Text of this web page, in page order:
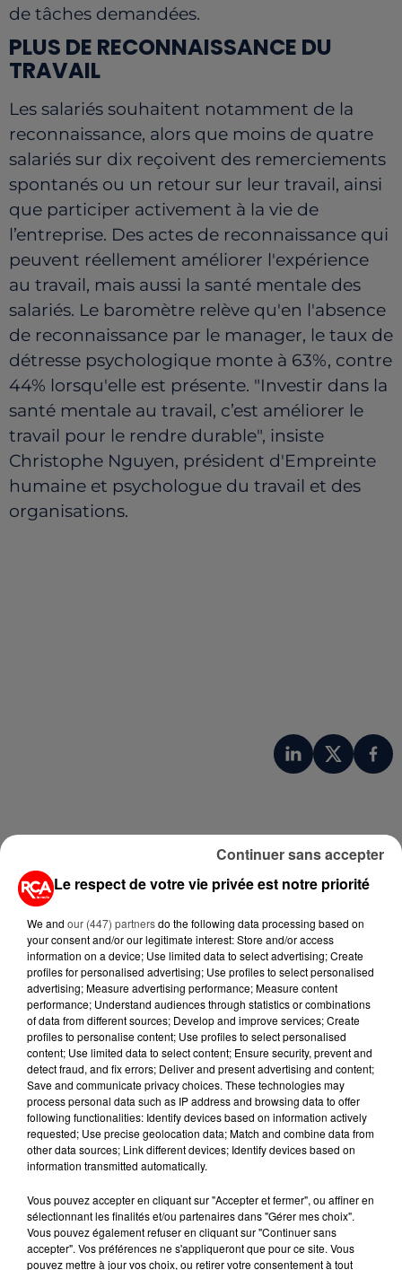
de tâches demandées.
PLUS DE RECONNAISSANCE DU
TRAVAIL
Les salariés souhaitent notamment de la
reconnaissance, alors que moins de quatre
salariés sur dix reçoivent des remerciements
spontanés ou un retour sur leur travail, ainsi
que participer activement à la vie de
l’entreprise. Des actes de reconnaissance qui
peuvent réellement améliorer l'expérience
au travail, mais aussi la santé mentale des
salariés. Le baromètre relève qu'en l'absence
de reconnaissance par le manager, le taux de
détresse psychologique monte à 63%, contre
44% lorsqu'elle est présente. "Investir dans la
santé mentale au travail, c’est améliorer le
travail pour le rendre durable", insiste
Christophe Nguyen, président d'Empreinte
humaine et psychologue du travail et des
organisations.
A LIRE AUSSI...
6 août 2026
MÉGOTS ET FEUX DE FORÊT : LES
INDUSTRIELS DU TABAC BIENTÔT
TAXÉS...
6 août 2026
CANICULE : POURQUOI LES
BOUTEILLES D'EAU
DISPARAISSENT DES RAYONS...
MANGER SAINEMENT COÛTE 25 %
PLUS CHER QU'IL Y A CINQ ANS,
ALERTE L’ONU
Le respect de votre vie privée est notre priorité
We and our (447) partnersdo the following data processing based on
your consent and/or our legitimate interest: Store and/or access
information on a device; Use limited data to select advertising; Create
profiles for personalised advertising; Use profiles to select personalised
advertising; Measure advertising performance; Measure content
performance; Understand audiences through statistics or combinations
of data from different sources; Develop and improve services; Create
profiles to personalise content; Use profiles to select personalised
content; Use limited data to select content; Ensure security, prevent and
detect fraud, and fix errors; Deliver and present advertising and content;
Save and communicate privacy choices. These technologies may
process personal data such as IP address and browsing data to offer
following functionalities: Identify devices based on information actively
requested; Use precise geolocation data; Match and combine data from
other data sources; Link different devices; Identify devices based on
information transmitted automatically.
Vous pouvez accepter en cliquant sur "Accepter et fermer", ou affiner en
sélectionnant les finalités et/ou partenaires dans "Gérer mes choix".
Vous pouvez également refuser en cliquant sur "Continuer sans
accepter". Vos préférences ne s'appliqueront que pour ce site. Vous
pouvez mettre à jour vos choix, ou retirer votre consentement à tout
Continuer sans accepter